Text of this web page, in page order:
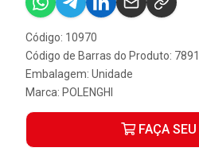
Código: 10970
Código de Barras do Produto:
Embalagem: Unidade
Marca: POLENGHI
FAÇA SEU